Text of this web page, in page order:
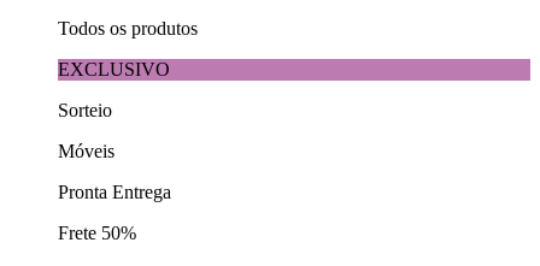
Todos os produtos
EXCLUSIVO
Sorteio
Móveis
Pronta Entrega
Frete 50%